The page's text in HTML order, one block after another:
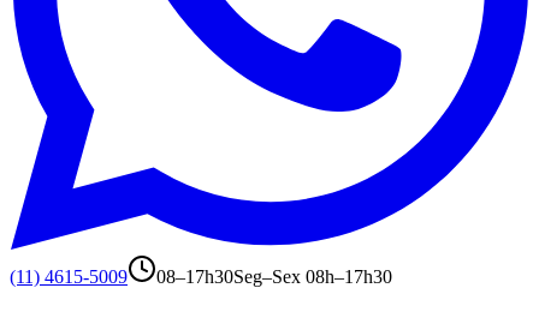
(11) 4615-5009 08–17h30Seg–Sex 08h–17h30